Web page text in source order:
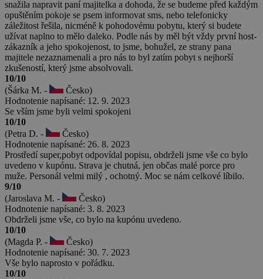
snažila napravit paní majitelka a dohoda, že se budeme před každým
opuštěním pokoje se psem informovat sms, nebo telefonicky
záležitost řešila, nicméně k pohodovému pobytu, který si budete
užívat naplno to mělo daleko. Podle nás by měl být vždy první host-
zákazník a jeho spokojenost, to jsme, bohužel, ze strany pana
majitele nezaznamenali a pro nás to byl zatím pobyt s nejhorší
zkušeností, který jsme absolvovali.
10/10
(Šárka M. -
Česko)
Hodnotenie napísané: 12. 9. 2023
Se vším jsme byli velmi spokojeni
10/10
(Petra D. -
Česko)
Hodnotenie napísané: 26. 8. 2023
Prostředí super,pobyt odpovídal popisu, obdrželi jsme vše co bylo
uvedeno v kupónu. Strava je chutná, jen občas malé porce pro
muže. Personál velmi milý , ochotný. Moc se nám celkové líbilo.
9/10
(Jaroslava M. -
Česko)
Hodnotenie napísané: 3. 8. 2023
Obdrželi jsme vše, co bylo na kupónu uvedeno.
10/10
(Magda P. -
Česko)
Hodnotenie napísané: 30. 7. 2023
Vše bylo naprosto v pořádku.
10/10